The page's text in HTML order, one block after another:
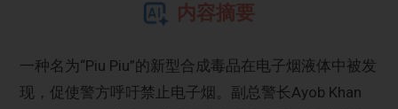
内容摘要
一种名为“Piu Piu”的新型合成毒品在电子烟液体中被发
现，促使警方呼吁禁止电子烟。副总警长Ayob Khan